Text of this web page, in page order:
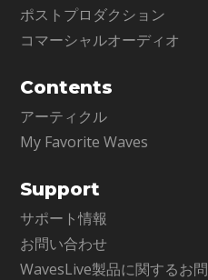
ポストプロダクション
コマーシャルオーディオ
Contents
アーティクル
My Favorite Waves
Support
サポート情報
お問い合わせ
WavesLive製品に関するお